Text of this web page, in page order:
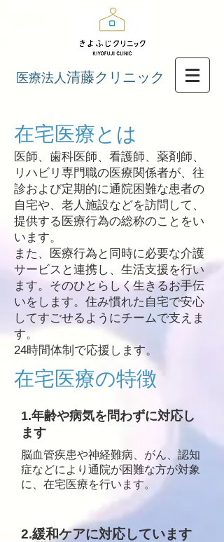
医療法人清藤クリニック
​在宅医療とは
​医師、歯科医師、看護師、薬剤師、
リハビリ専門職の医療関係者が、往
診および定期的に通院困難な患者の
自宅や、老人施設などを訪問して、
提供する医療行為の総称のことをい
います。
​また、医療行為と同時に必要な介護
サービスと連携し、生活支援を行い
ます。そのひとらしく生きるお手伝
いをします。住み慣れた自宅で安心
してすごせるようにチームで支えま
す。
24時間体制で応援します。
​在宅医療の特徴
​1.​年齢や病気を問わずに対応し
ます
​脳血管疾患や神経難病、がん、認知
症などにより通院が困難な方が対象
に、 在宅医療を行います。
2.緩和ケアに対応しています